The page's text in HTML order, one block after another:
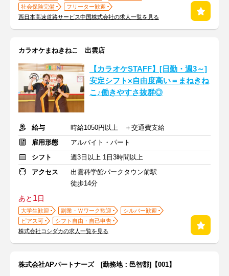
社会保険完備
フリーター歓迎
西日本高速道路サービス中国株式会社の求人一覧を見る
カラオケまねきねこ 出雲店
【カラオケSTAFF】[日勤・週3～]
安定シフト×自由度高い＝まねきね
こ♪働きやすさ抜群◎
給与
時給1050円以上 ＋交通費支給
雇用形態
アルバイト・パート
シフト
週3日以上 1日3時間以上
アクセス
出雲科学館パークタウン前駅
徒歩14分
あと 1日
大学生歓迎 副業・Ｗワーク歓迎
シルバー歓迎
ピアス可
シフト自由・自己申告
株式会社コシダカの求人一覧を見る
株式会社APパートナーズ [勤務地：邑智郡]【001】